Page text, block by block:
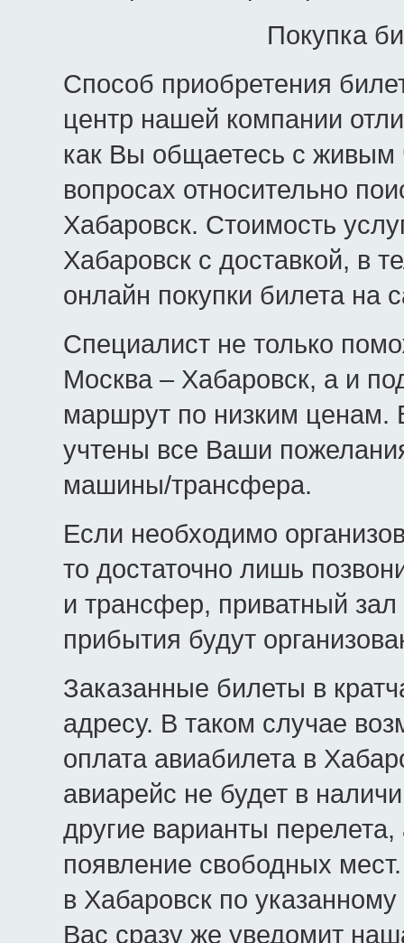
Покупка
Способ приобретения
центр нашей компании
как Вы общаетесь с
вопросах относительно
Хабаровск. Стоимость
Хабаровск с доставкой, в
онлайн покупки билета на
Специалист не только
Москва – Хабаровск, а и
маршрут по низким
учтены все Ваши
машины/трансфера.
Если необходимо
то достаточно лишь
и трансфер, приватный
прибытия будут
Заказанные билеты в
адресу. В таком случае
оплата авиабилета в
авиарейс не будет в
другие варианты
появление свободных
в Хабаровск по
Вас сразу же уведомит